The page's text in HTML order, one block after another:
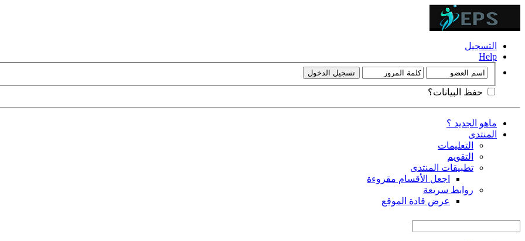
التسجيل
Help
حفظ البيانات؟
ماهو الجديد ؟
المنتدى
التعليمات
التقويم
تطبيقات المنتدى
اجعل الأقسام مقروءة
روابط سريعة
عرض قادة الموقع